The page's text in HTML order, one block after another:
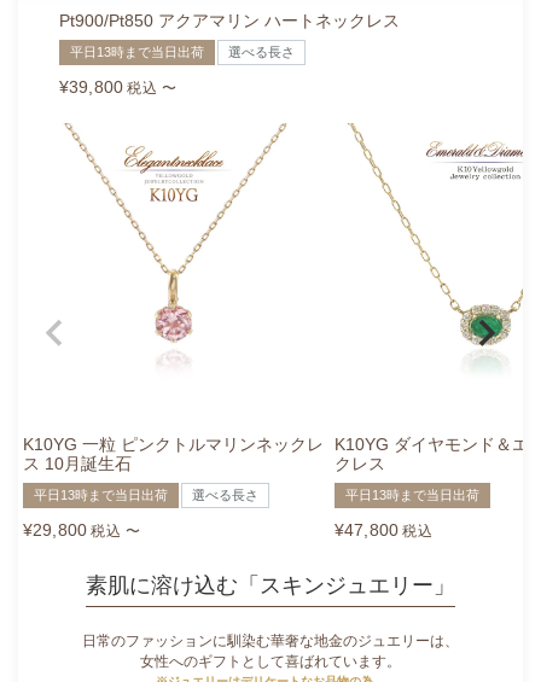
Pt900/Pt850 アクアマリン ハートネックレス
平日13時まで当日出荷 選べる長さ
¥39,800 税込 〜
K10YG 一粒 ピンクトルマリンネックレ
ス 10月誕生石
平日13時まで当日出荷 選べる長さ
¥29,800 税込 〜
K10YG ダイヤモンド＆エ
クレス
平日13時まで当日出荷
¥47,800 税込
素肌に溶け込む「スキンジュエリー」
日常のファッションに馴染む華奢な地金のジュエリーは、
女性へのギフトとして喜ばれています。